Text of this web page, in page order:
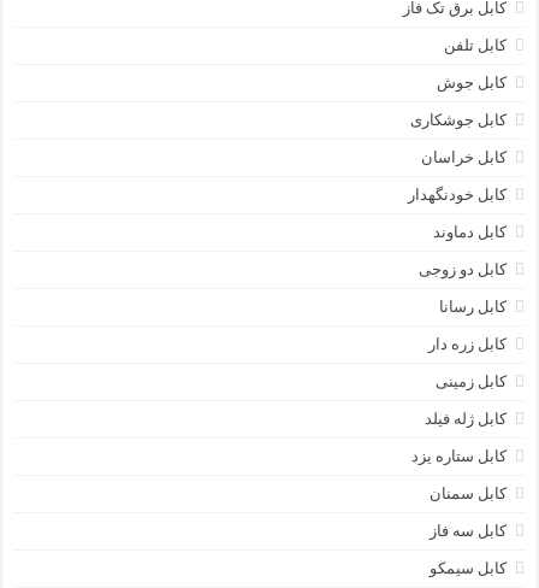
کابل برق تک فاز
کابل تلفن
کابل جوش
کابل جوشکاری
کابل خراسان
کابل خودنگهدار
کابل دماوند
کابل دو زوجی
کابل رسانا
کابل زره دار
کابل زمینی
کابل ژله فیلد
کابل ستاره یزد
کابل سمنان
کابل سه فاز
کابل سیمکو